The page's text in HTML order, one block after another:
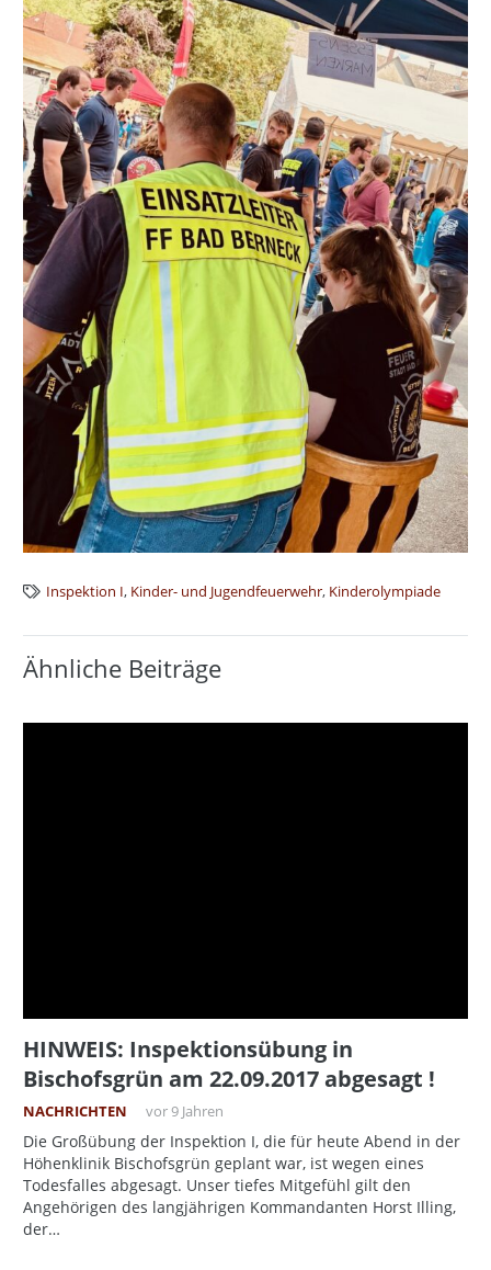
Inspektion I, Kinder- und Jugendfeuerwehr, Kinderolympiade
Ähnliche Beiträge
HINWEIS: Inspektionsübung in
Bischofsgrün am 22.09.2017 abgesagt !
NACHRICHTEN vor 9 Jahren
Die Großübung der Inspektion I, die für heute Abend in der
Höhenklinik Bischofsgrün geplant war, ist wegen eines
Todesfalles abgesagt. Unser tiefes Mitgefühl gilt den
Angehörigen des langjährigen Kommandanten Horst Illing,
der…